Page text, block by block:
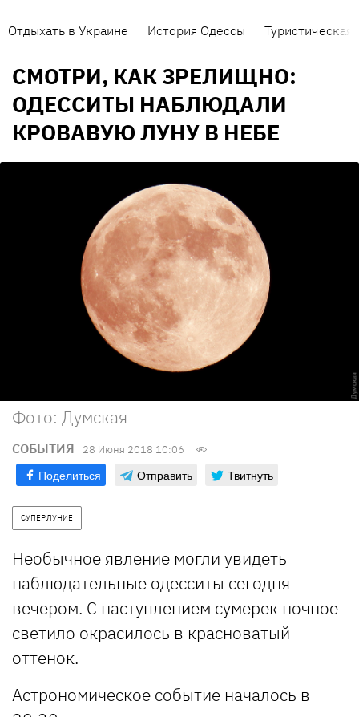
Отдыхать в Украине История Одессы Туристическая
СМОТРИ, КАК ЗРЕЛИЩНО:
ОДЕССИТЫ НАБЛЮДАЛИ
КРОВАВУЮ ЛУНУ В НЕБЕ
Фото: Думская
СОБЫТИЯ 28 Июня 2018 10:06
Поделиться Отправить Твитнуть
СУПЕРЛУНИЕ
Необычное явление могли увидеть
наблюдательные одесситы сегодня
вечером. С наступлением сумерек ночное
светило окрасилось в красноватый
оттенок.
Астрономическое событие началось в